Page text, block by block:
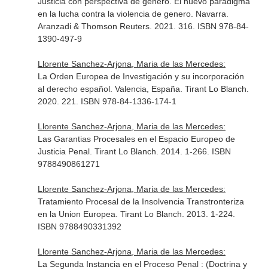
en la lucha contra la violencia de genero. Navarra.
Aranzadi & Thomson Reuters. 2021. 316. ISBN 978-84-
1390-497-9
Llorente Sanchez-Arjona, Maria de las Mercedes:
La Orden Europea de Investigación y su incorporación
al derecho español. Valencia, España. Tirant Lo Blanch.
2020. 221. ISBN 978-84-1336-174-1
Llorente Sanchez-Arjona, Maria de las Mercedes:
Las Garantias Procesales en el Espacio Europeo de
Justicia Penal. Tirant Lo Blanch. 2014. 1-266. ISBN
9788490861271
Llorente Sanchez-Arjona, Maria de las Mercedes:
Tratamiento Procesal de la Insolvencia Transtronteriza
en la Union Europea. Tirant Lo Blanch. 2013. 1-224.
ISBN 9788490331392
Llorente Sanchez-Arjona, Maria de las Mercedes:
La Segunda Instancia en el Proceso Penal : (Doctrina y